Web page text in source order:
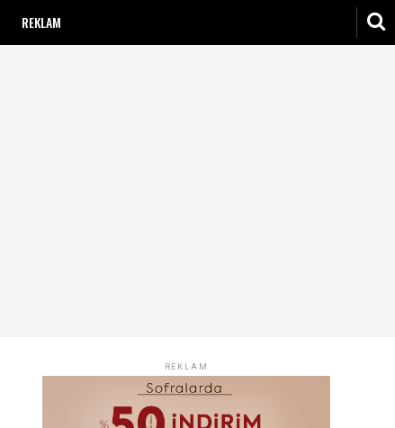
REKLAM
REKLAM